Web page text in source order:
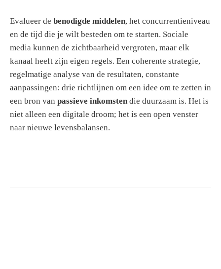
Evalueer de benodigde middelen, het concurrentieniveau
en de tijd die je wilt besteden om te starten. Sociale
media kunnen de zichtbaarheid vergroten, maar elk
kanaal heeft zijn eigen regels. Een coherente strategie,
regelmatige analyse van de resultaten, constante
aanpassingen: drie richtlijnen om een idee om te zetten in
een bron van passieve inkomstendie duurzaam is. Het is
niet alleen een digitale droom; het is een open venster
naar nieuwe levensbalansen.